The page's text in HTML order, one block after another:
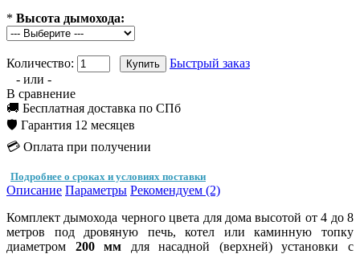
* Высота дымохода:
Количество:
Быстрый заказ
- или -
В сравнение
🚚 Бесплатная доставка по СПб
🛡️ Гарантия 12 месяцев
💳 Оплата при получении
Подробнее о сроках и условиях поставки
Описание Параметры Рекомендуем (2)
Комплект дымохода черного цвета для дома высотой от 4 до 8
метров под дровяную печь, котел или каминную топку
диаметром 200 мм для насадной (верхней) установки с